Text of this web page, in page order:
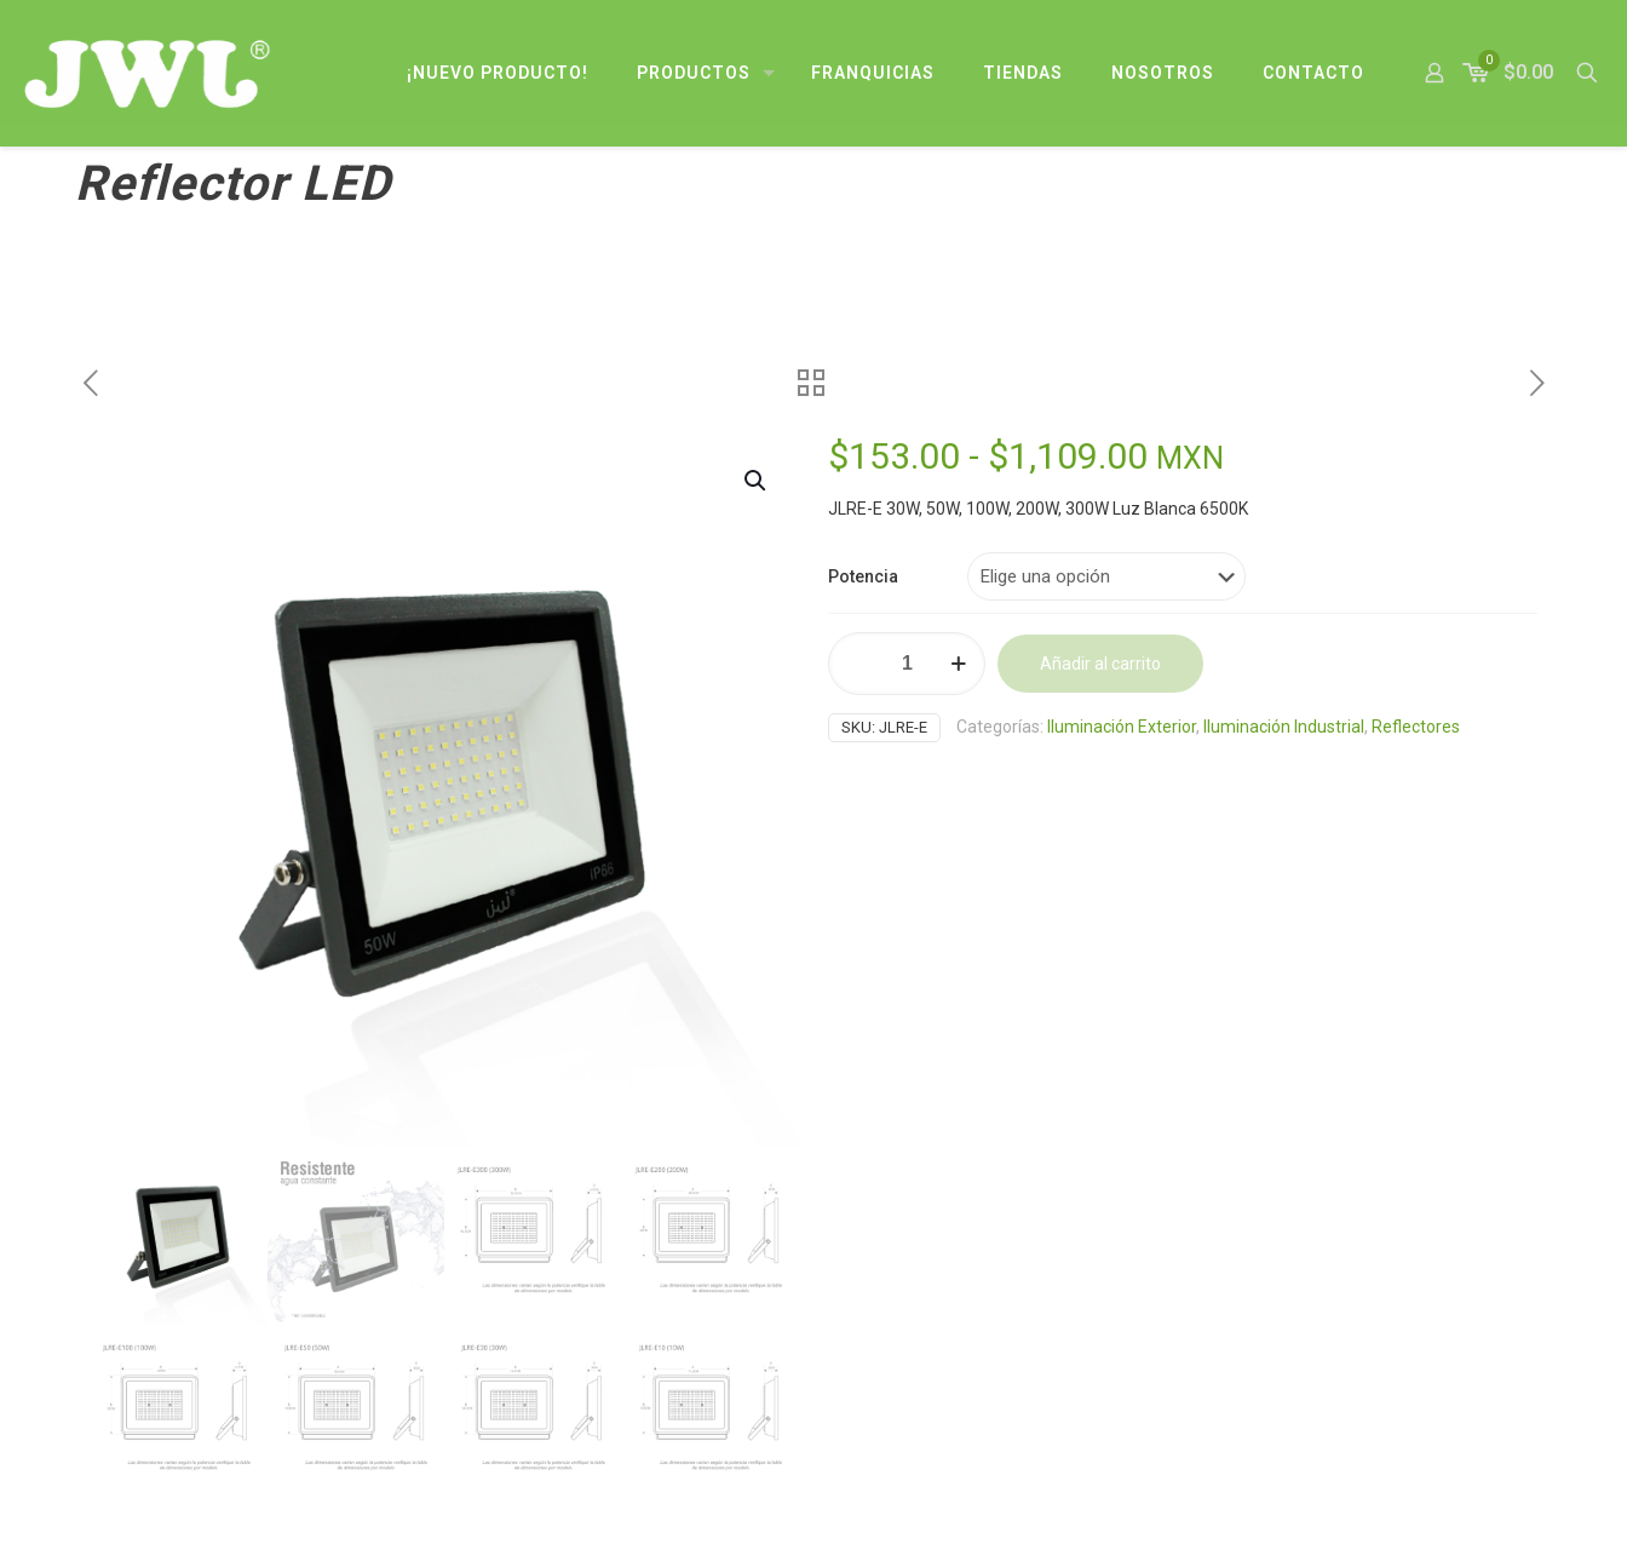
¡NUEVO PRODUCTO! PRODUCTOS FRANQUICIAS TIENDAS NOSOTROS CONTACTO
0
$0.00
Reflector LED
$153.00 - $1,109.00 Rango
de
precios:
desde
hasta
$1,109.00
MXN
JLRE-E 30W, 50W, 100W, 200W, 300W Luz Blanca 6500K
Potencia
Añadir al carrito
SKU: JLRE-E Categorías: Iluminación Exterior, Iluminación Industrial , Reflectores